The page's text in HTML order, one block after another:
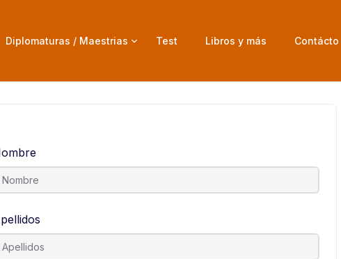
Diplomaturas / Maestrias Test Libros y más Contácto